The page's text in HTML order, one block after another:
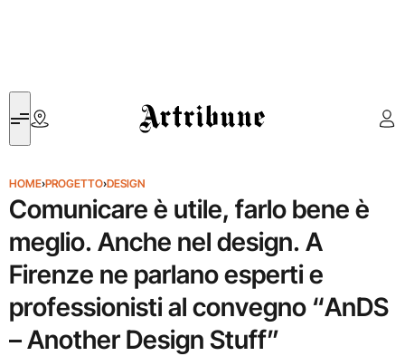
Artribune
HOME›PROGETTO›DESIGN
Comunicare è utile, farlo bene è
meglio. Anche nel design. A
Firenze ne parlano esperti e
professionisti al convegno “AnDS
– Another Design Stuff”